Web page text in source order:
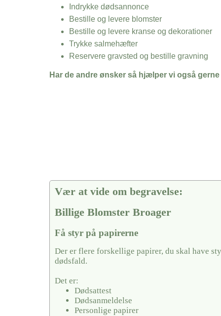
Indrykke dødsannonce
Bestille og levere blomster
Bestille og levere kranse og dekorationer
Trykke salmehæfter
Reservere gravsted og bestille gravning
Har de andre ønsker så hjælper vi også gerne
Vær at vide om begravelse:
Billige Blomster Broager
Få styr på papirerne
Der er flere forskellige papirer, du skal have
dødsfald.
Det er:
Dødsattest
Dødsanmeldelse
Personlige papirer